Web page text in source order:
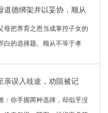
道德绑架并以妥协，顺从
母把养育之恩当成掌控子女的
白的选择题。顺从不等于孝
亲误入歧途，劝阻被记
：你手握两种选择，却似乎没